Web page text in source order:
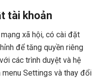
tài khoản
xã hội, có cài đặt
để tăng quyền riêng
các trình duyệt và hệ
menu Settings và thay đổi